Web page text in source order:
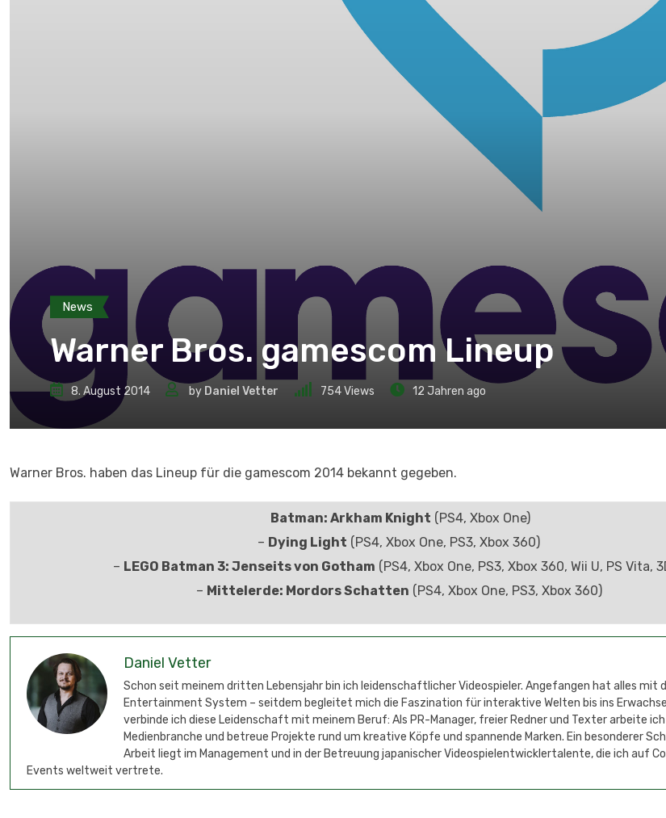
News
Warner Bros. gamescom Lineup
8. August 2014 by Daniel Vetter 754Views 12 Jahren ago
Warner Bros. haben das Lineup für die gamescom 2014 bekannt gegeben.
Batman: Arkham Knight (PS4, Xbox One)
– Dying Light (PS4, Xbox One, PS3, Xbox 360)
– LEGO Batman 3: Jenseits von Gotham (PS4, Xbox One, PS3, Xbox 360, Wii U, PS Vita,
– Mittelerde: Mordors Schatten (PS4, Xbox One, PS3, Xbox 360)
Daniel Vetter
Schon seit meinem dritten Lebensjahr bin ich leidenschaftlicher Videospieler. Angefangen hat alles mit
Entertainment System – seitdem begleitet mich die Faszination für interaktive Welten bis ins
verbinde ich diese Leidenschaft mit meinem Beruf: Als PR-Manager, freier Redner und Texter arbeite
Medienbranche und betreue Projekte rund um kreative Köpfe und spannende Marken. Ein besonderer
Arbeit liegt im Management und in der Betreuung japanischer Videospielentwicklertalente, die ich auf
Events weltweit vertrete.